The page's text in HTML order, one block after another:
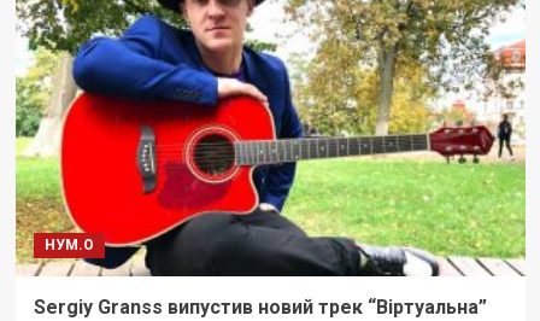
НУМ.О
Sergiy Granss випустив новий трек “Віртуальна”